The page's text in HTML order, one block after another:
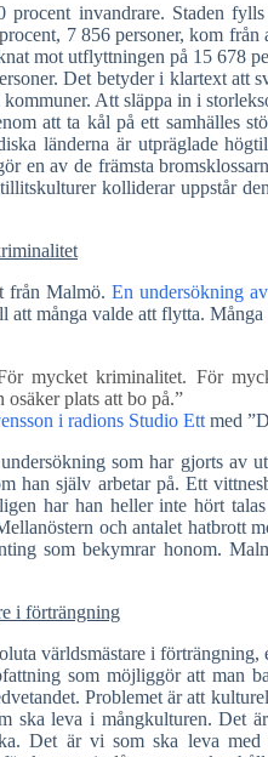
invandrare. Staden
7 856 personer, kom från
mot utflyttningen på 15 678
Det betyder i klartext att
Att släppa in i
att ta kål på ett samhälles
länderna är utpräglade
en av de främsta
kolliderar uppstår
från Malmö.En undersökning
många valde att flytta.
mycket kriminalitet. För
plats att bo på.”
i radions Studio Ett med
som har gjorts av
han själv arbetar på. Ett
har han heller inte hört
och antalet hatbrott
som bekymrar honom.
i förträngning
världsmästare i
som möjliggör att man
Problemet är att
ska leva i mångkulturen. Det
Det är vi som ska leva med